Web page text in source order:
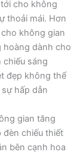
cho không
thoải mái. Hơn
không gian
hoàng dành cho
chiếu sáng
đẹp không thể
hấp dẫn
gian tăng
đèn chiếu thiết
bên cạnh hoa